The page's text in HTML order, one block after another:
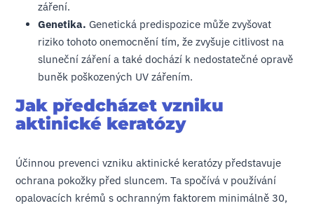
záření.
Genetika. Genetická predispozice může zvyšovat
riziko tohoto onemocnění tím, že zvyšuje citlivost na
sluneční záření a také dochází k nedostatečné opravě
buněk poškozených UV zářením.
Jak předcházet vzniku
aktinické keratózy
Účinnou prevenci vzniku aktinické keratózy představuje
ochrana pokožky před sluncem. Ta spočívá v používání
opalovacích krémů s ochranným faktorem minimálně 30,